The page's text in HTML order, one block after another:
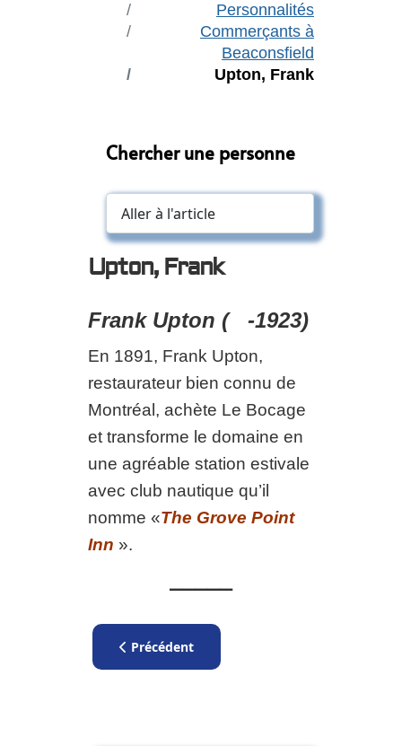
Personnalités
Commerçants à
Beaconsfield
Upton, Frank
Chercher une personne
Upton, Frank
Frank Upton ( -1923)
En 1891, Frank Upton,
restaurateur bien connu de
Montréal, achète Le Bocage
et transforme le domaine en
une agréable station estivale
avec club nautique qu’il
nomme «The Grove Point
Inn ».
Article précédent : Menzies, John Henry
Précédent